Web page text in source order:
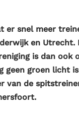
er snel meer
en Utrecht.
is dan ook
geen groen licht
van de